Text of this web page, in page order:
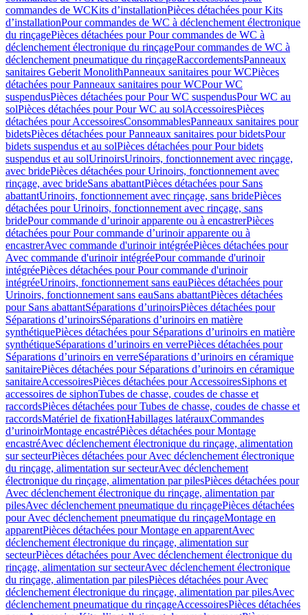
commandes de WCKits d’installationPièces détachées pour Kits
d’installationPour commandes de WC à déclenchement électronique
du rinçagePièces détachées pour Pour commandes de WC à
déclenchement électronique du rinçagePour commandes de WC à
déclenchement pneumatique du rinçageRaccordementsPanneaux
sanitaires Geberit MonolithPanneaux sanitaires pour WCPièces
détachées pour Panneaux sanitaires pour WCPour WC
suspendusPièces détachées pour Pour WC suspendusPour WC au
solPièces détachées pour Pour WC au solAccessoiresPièces
détachées pour AccessoiresConsommablesPanneaux sanitaires pour
bidetsPièces détachées pour Panneaux sanitaires pour bidetsPour
bidets suspendus et au solPièces détachées pour Pour bidets
suspendus et au solUrinoirsUrinoirs, fonctionnement avec rinçage,
avec bridePièces détachées pour Urinoirs, fonctionnement avec
rinçage, avec brideSans abattantPièces détachées pour Sans
abattantUrinoirs, fonctionnement avec rinçage, sans bridePièces
détachées pour Urinoirs, fonctionnement avec rinçage, sans
bridePour commande d’urinoir apparente ou à encastrerPièces
détachées pour Pour commande d’urinoir apparente ou à
encastrerAvec commande d'urinoir intégréePièces détachées pour
Avec commande d'urinoir intégréePour commande d'urinoir
intégréePièces détachées pour Pour commande d'urinoir
intégréeUrinoirs, fonctionnement sans eauPièces détachées pour
Urinoirs, fonctionnement sans eauSans abattantPièces détachées
pour Sans abattantSéparations d’urinoirsPièces détachées pour
Séparations d’urinoirsSéparations d’urinoirs en matière
synthétiquePièces détachées pour Séparations d’urinoirs en matière
synthétiqueSéparations d’urinoirs en verrePièces détachées pour
Séparations d’urinoirs en verreSéparations d’urinoirs en céramique
sanitairePièces détachées pour Séparations d’urinoirs en céramique
sanitaireAccessoiresPièces détachées pour AccessoiresSiphons et
accessoires de siphonTubes de chasse, coudes de chasse et
raccordsPièces détachées pour Tubes de chasse, coudes de chasse et
raccordsMatériel de fixationHabillages latérauxCommandes
dʼurinoirMontage encastréPièces détachées pour Montage
encastréAvec déclenchement électronique du rinçage, alimentation
sur secteurPièces détachées pour Avec déclenchement électronique
du rinçage, alimentation sur secteurAvec déclenchement
électronique du rinçage, alimentation par pilesPièces détachées pour
Avec déclenchement électronique du rinçage, alimentation par
pilesAvec déclenchement pneumatique du rinçagePièces détachées
pour Avec déclenchement pneumatique du rinçageMontage en
apparentPièces détachées pour Montage en apparentAvec
déclenchement électronique du rinçage, alimentation sur
secteurPièces détachées pour Avec déclenchement électronique du
rinçage, alimentation sur secteurAvec déclenchement électronique
du rinçage, alimentation par pilesPièces détachées pour Avec
déclenchement électronique du rinçage, alimentation par pilesAvec
déclenchement pneumatique du rinçageAccessoiresPièces détachées